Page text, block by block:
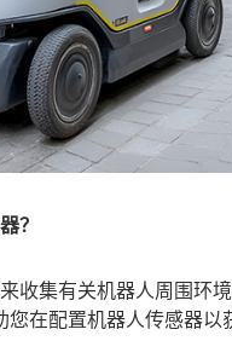
？
集有关机器人周围环
在配置机器人传感器